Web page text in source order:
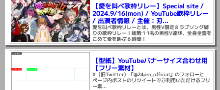
【愛を叫べ歌枠リレー】Special site /
2024.9/16(mon) / YouTube歌枠リレー
/ 出演者情報 / 主催：刃...
愛を叫べ歌枠リレーとは、男性V限定＆ラブソング縛
りの歌枠リレー！総勢１1名の男性V達が、全身全霊を
こめて愛を叫ぶ６時間！
【型紙】YouTubeバナーサイズ合わせ用
【フリー素材】
X（旧Twitter）「@24pro_official」のフォローと
ページ内ポストのリツイートでご利用いただけるフリ
ー素...